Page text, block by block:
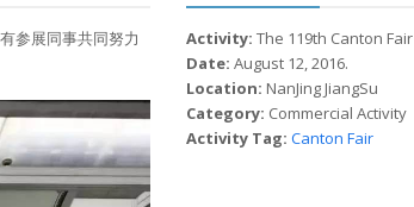
参展同事共同努力
Activity: The 119th Canton Fair
Date: August 12, 2016.
Location: NanJing JiangSu
Category: Commercial Activity
Activity Tag: Canton Fair